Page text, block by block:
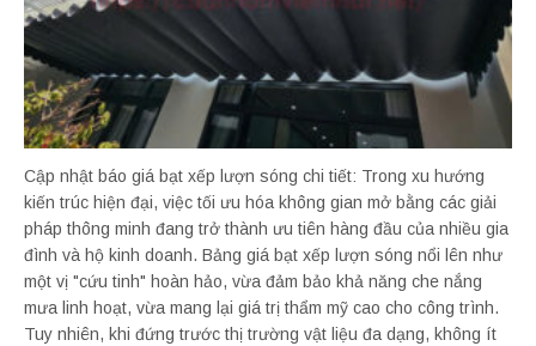
Cập nhật báo giá bạt xếp lượn sóng chi tiết: Trong xu hướng
kiến trúc hiện đại, việc tối ưu hóa không gian mở bằng các giải
pháp thông minh đang trở thành ưu tiên hàng đầu của nhiều gia
đình và hộ kinh doanh. Bảng giá bạt xếp lượn sóng nổi lên như
một vị "cứu tinh" hoàn hảo, vừa đảm bảo khả năng che nắng
mưa linh hoạt, vừa mang lại giá trị thẩm mỹ cao cho công trình.
Tuy nhiên, khi đứng trước thị trường vật liệu đa dạng, không ít